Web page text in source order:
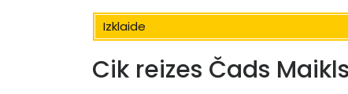
Izklaide
Cik reizes Čads